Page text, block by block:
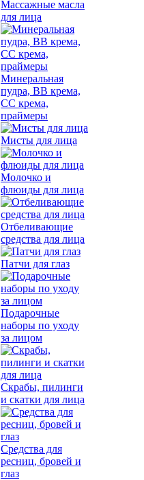
Массажные масла
для лица
Минеральная
пудра, BB крема,
СС крема,
праймеры
Мисты для лица
Молочко и
флюиды для лица
Отбеливающие
средства для лица
Патчи для глаз
Подарочные
наборы по уходу
за лицом
Скрабы, пилинги
и скатки для лица
Средства для
ресниц, бровей и
глаз